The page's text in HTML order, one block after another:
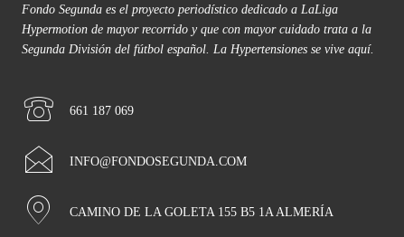
Fondo Segunda es el proyecto periodístico dedicado a LaLiga
Hypermotion de mayor recorrido y que con mayor cuidado trata a la
Segunda División del fútbol español. La Hypertensiones se vive aquí.
661 187 069
INFO@FONDOSEGUNDA.COM
CAMINO DE LA GOLETA 155 B5 1A ALMERÍA